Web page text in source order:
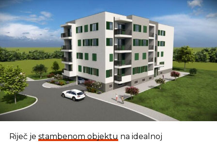
Riječ je stambenom objektu na idealnoj